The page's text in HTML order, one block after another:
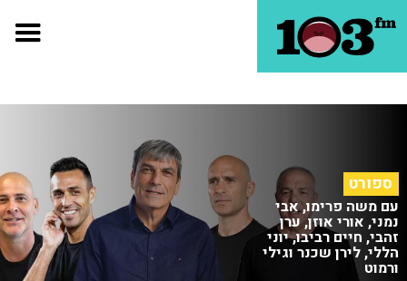
ספורט
עם משה פרימו, אבי
נמני, אורי אוזן, ערן
זהבי, חיים רביבו, יוני
הללי, לירן שכנר וגילי
ורמוט